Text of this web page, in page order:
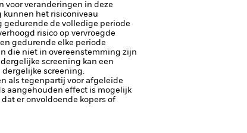
voor veranderingen in deze
kunnen het risiconiveau
gedurende de volledige periode
risico op vervroegde
gedurende elke periode
die niet in overeenstemming zijn
screening kan een
screening.
als tegenpartij voor afgeleide
aangehouden effect is mogelijk
er onvoldoende kopers of